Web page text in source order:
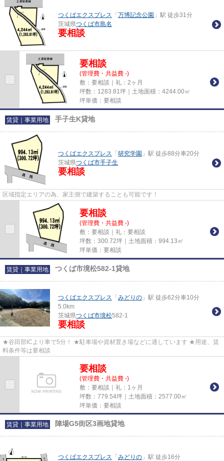
つくばエクスプレス 「 万博記念公園 」駅 徒歩31分
茨城県つくば市島名
要相談
要相談
(管理費・共益費 -)
敷：要相談｜礼：2ヶ月
坪数：1283.81坪｜土地面積：4244.00㎡
坪単価：要相談
賃貸｜事業用地 手子生K貸地
つくばエクスプレス 「 研究学園 」駅 徒歩88分車20分
茨城県つくば市手子生
要相談
区域指定エリアの為、家主側で建築することも可能です！
要相談
(管理費・共益費 -)
敷：要相談｜礼：要相談
坪数：300.72坪｜土地面積：994.13㎡
坪単価：要相談
賃貸｜事業用地 つくば市境松582-1貸地
つくばエクスプレス 「 みどりの 」駅 徒歩62分車10分
5.0km
茨城県つくば市境松582-1
要相談
★谷田部ICより車で5分！ ★駐車場や資材置き場などに適しています ★用途、賃
料条件等は要相談
要相談
(管理費・共益費 -)
敷：要相談｜礼：1ヶ月
坪数：779.54坪｜土地面積：2577.00㎡
坪単価：要相談
賃貸｜事業用地 陣場G5街区3画地貸地
つくばエクスプレス 「 みどりの 」駅 徒歩16分